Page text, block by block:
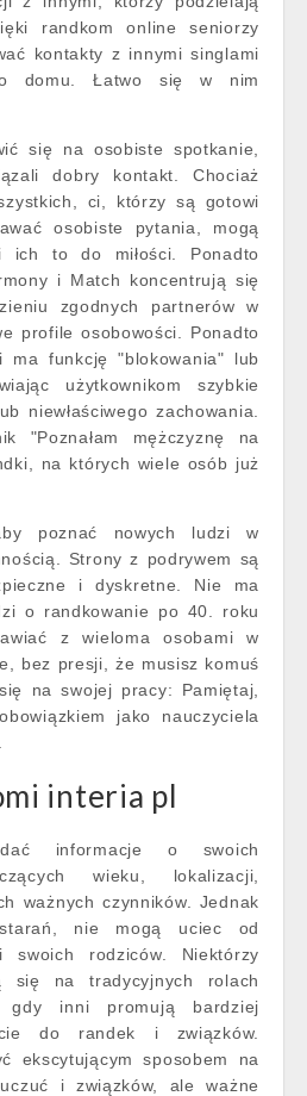
randkom online seniorzy
kontakty z innymi singlami
domu. Łatwo się w nim
się na osobiste spotkanie,
dobry kontakt. Chociaż
ci, którzy są gotowi
osobiste pytania, mogą
ich to do miłości. Ponadto
i Match koncentrują się
zgodnych partnerów w
profile osobowości. Ponadto
ma funkcję "blokowania" lub
użytkownikom szybkie
niewłaściwego zachowania.
"Poznałam mężczyznę na
na których wiele osób już
poznać nowych ludzi w
Strony z podrywem są
i dyskretne. Nie ma
o randkowanie po 40. roku
z wieloma osobami w
bez presji, że musisz komuś
na swojej pracy: Pamiętaj,
jako nauczyciela
interia pl
informacje o swoich
wieku, lokalizacji,
ważnych czynników. Jednak
nie mogą uciec od
swoich rodziców. Niektórzy
się na tradycyjnych rolach
gdy inni promują bardziej
do randek i związków.
ekscytującym sposobem na
i związków, ale ważne